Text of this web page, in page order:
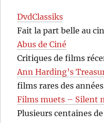
DvdClassiks
Fait la part belle au
Abus de Ciné
Critiques de films
Ann Harding’s
films rares des
Films muets – Silent
Plusieurs centaines